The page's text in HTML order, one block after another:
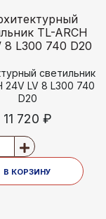
светильник
24V LV 8 L300 740
D20
11 720 ₽
В КОРЗИНУ